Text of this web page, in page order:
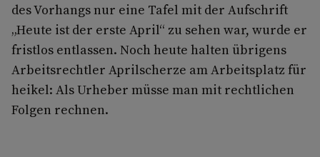
des Vorhangs nur eine Tafel mit der Aufschrift
„Heute ist der erste April“ zu sehen war, wurde er
fristlos entlassen. Noch heute halten übrigens
Arbeitsrechtler Aprilscherze am Arbeitsplatz für
heikel: Als Urheber müsse man mit rechtlichen
Folgen rechnen.